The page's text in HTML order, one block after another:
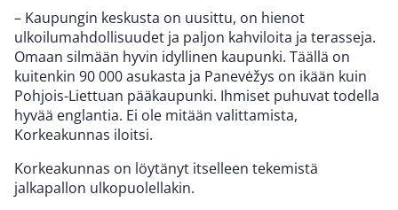
– Kaupungin keskusta on uusittu, on hienot
ulkoilumahdollisuudet ja paljon kahviloita ja terasseja.
Omaan silmään hyvin idyllinen kaupunki. Täällä on
kuitenkin 90 000 asukasta ja Panevėžys on ikään kuin
Pohjois-Liettuan pääkaupunki. Ihmiset puhuvat todella
hyvää englantia. Ei ole mitään valittamista,
Korkeakunnas iloitsi.
Korkeakunnas on löytänyt itselleen tekemistä
jalkapallon ulkopuolellakin.